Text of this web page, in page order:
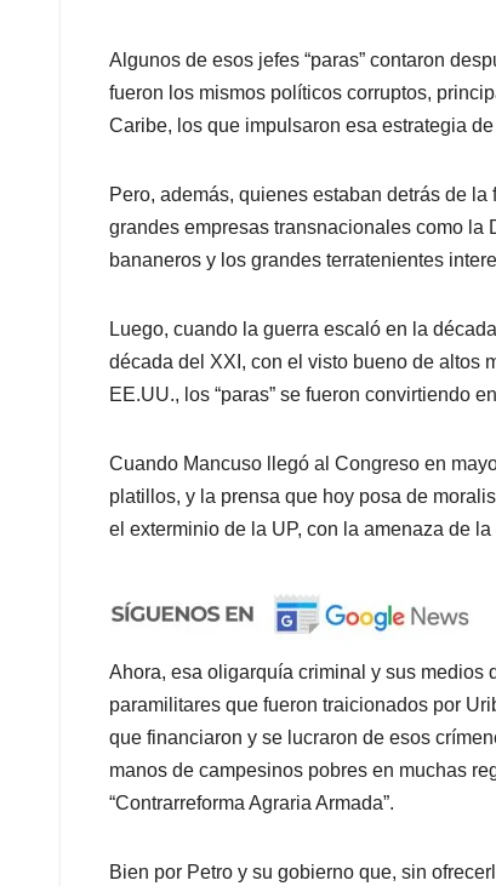
Algunos de esos jefes “paras” contaron
fueron los mismos políticos corruptos,
Caribe, los que impulsaron esa estrategia
Pero, además, quienes estaban detrás de
grandes empresas transnacionales como la
bananeros y los grandes terratenientes
Luego, cuando la guerra escaló en la
década del XXI, con el visto bueno de altos
EE.UU., los “paras” se fueron convirtiendo
Cuando Mancuso llegó al Congreso en
platillos, y la prensa que hoy posa de
el exterminio de la UP, con la amenaza de
Ahora, esa oligarquía criminal y sus medios
paramilitares que fueron traicionados por
que financiaron y se lucraron de esos
manos de campesinos pobres en muchas
“Contrarreforma Agraria Armada”.
Bien por Petro y su gobierno que, sin